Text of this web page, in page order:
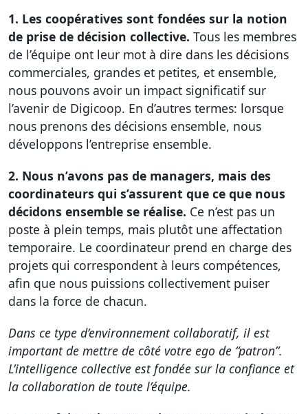
1. Les coopératives sont fondées sur la notion
de prise de décision collective. Tous les membres
de l’équipe ont leur mot à dire dans les décisions
commerciales, grandes et petites, et ensemble,
nous pouvons avoir un impact significatif sur
l’avenir de Digicoop. En d’autres termes: lorsque
nous prenons des décisions ensemble, nous
développons l’entreprise ensemble.
2. Nous n’avons pas de managers, mais des
coordinateurs qui s’assurent que ce que nous
décidons ensemble se réalise. Ce n’est pas un
poste à plein temps, mais plutôt une affectation
temporaire. Le coordinateur prend en charge des
projets qui correspondent à leurs compétences,
afin que nous puissions collectivement puiser
dans la force de chacun.
Dans ce type d’environnement collaboratif, il est
important de mettre de côté votre ego de “patron”.
L’intelligence collective est fondée sur la confiance et
la collaboration de toute l’équipe.